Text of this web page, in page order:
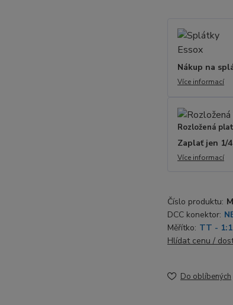
Nákup na
Více informací
Rozložená
Zaplať jen 1/
Více informací
Číslo produktu:
DCC konektor:
Měřítko: TT -
Hlídat cenu /
Do oblíbených